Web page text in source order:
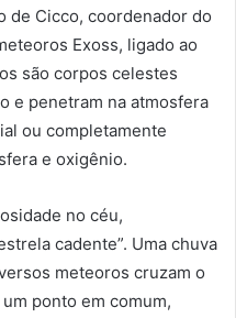
de Cicco, coordenador do
Exoss, ligado ao
são corpos celestes
e penetram na atmosfera
ou completamente
e oxigênio.
no céu,
cadente”. Uma chuva
meteoros cruzam o
ponto em comum,